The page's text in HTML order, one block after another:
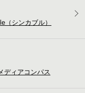
シンカブル）
ディア コンパス